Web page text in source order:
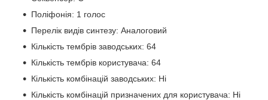
Поліфонія: 1 голос
Перелік видів синтезу: Аналоговий
Кількість тембрів заводських: 64
Кількість тембрів користувача: 64
Кількість комбінацій заводських: Ні
Кількість комбінацій призначених для користувача: Ні